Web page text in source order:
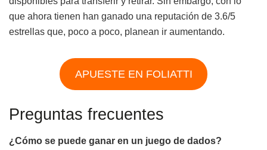
que ahora tienen han ganado una reputación de 3.6/5
estrellas que, poco a poco, planean ir aumentando.
APUESTE EN FOLIATTI
Preguntas frecuentes
¿Cómo se puede ganar en un juego de dados?